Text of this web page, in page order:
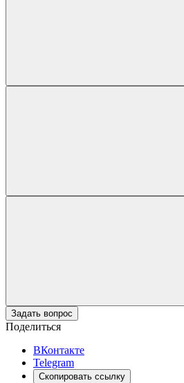
Задать вопрос
Поделиться
ВКонтакте
Telegram
Скопировать ссылку